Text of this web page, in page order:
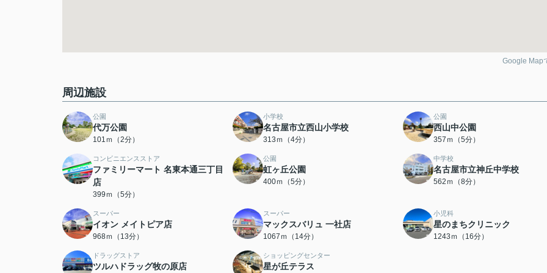
Google Map
周辺施設
公園
代万公園
101ｍ（2分）
小学校
名古屋市立西山小学校
313ｍ（4分）
公園
西山中公園
357ｍ（5分）
コンビニエンスストア
ファミリーマート 名東本通三丁目
店
399ｍ（5分）
公園
虹ヶ丘公園
400ｍ（5分）
中学校
名古屋市立神丘中学校
562ｍ（8分）
スーパー
イオン メイトピア店
968ｍ（13分）
スーパー
マックスバリュ 一社店
1067ｍ（14分）
小児科
星のまちクリニック
1243ｍ（16分）
ドラッグストア
ツルハドラッグ牧の原店
ショッピングセンター
星が丘テラス